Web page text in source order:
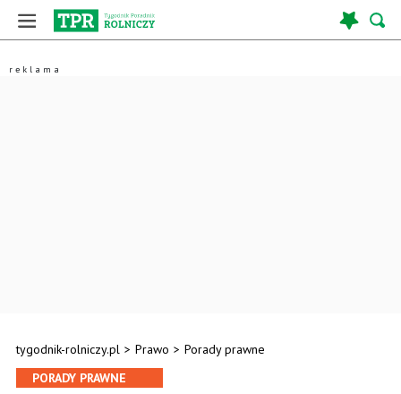
tygodnik-rolniczy.pl > Prawo > Porady prawne
PORADY PRAWNE